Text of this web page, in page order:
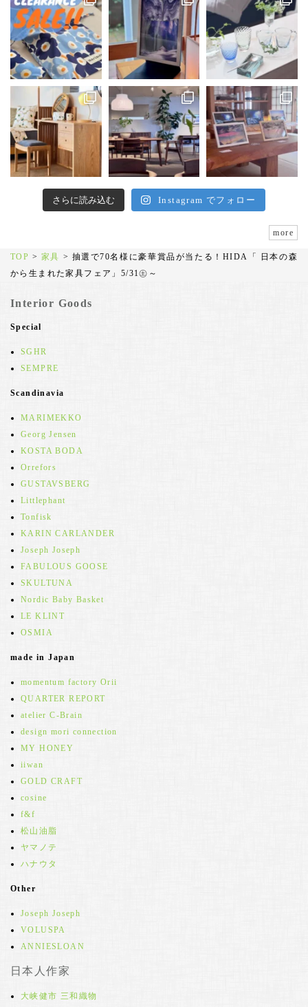
さらに読み込む Instagram でフォロー
more
TOP > 家具 > 抽選で70名様に豪華賞品が当たる！HIDA「 日本の森
から生まれた家具フェア」5/31㊏～
Interior Goods
Special
SGHR
SEMPRE
Scandinavia
MARIMEKKO
Georg Jensen
KOSTA BODA
Orrefors
GUSTAVSBERG
Littlephant
Tonfisk
KARIN CARLANDER
Joseph Joseph
FABULOUS GOOSE
SKULTUNA
Nordic Baby Basket
LE KLINT
OSMIA
made in Japan
momentum factory Orii
QUARTER REPORT
atelier C-Brain
design mori connection
MY HONEY
iiwan
GOLD CRAFT
cosine
f&f
松山油脂
ヤマノテ
ハナウタ
Other
Joseph Joseph
VOLUSPA
ANNIESLOAN
日本人作家
大峡健市 三和織物